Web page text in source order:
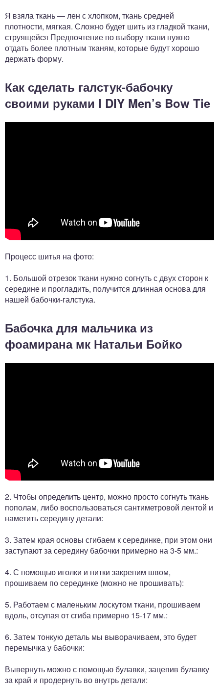
Я взяла ткань — лен с хлопком, ткань средней
плотности, мягкая. Сложно будет шить из гладкой ткани,
струящейся Предпочтение по выбору ткани нужно
отдать более плотным тканям, которые будут хорошо
держать форму.
Как сделать галстук-бабочку
своими руками I DIY Men’s Bow Tie
Процесс шитья на фото:
1. Большой отрезок ткани нужно согнуть с двух сторон к
середине и прогладить, получится длинная основа для
нашей бабочки-галстука.
Бабочка для мальчика из
фоамирана мк Натальи Бойко
2. Чтобы определить центр, можно просто согнуть ткань
пополам, либо воспользоваться сантиметровой лентой и
наметить середину детали:
3. Затем края основы сгибаем к серединке, при этом они
заступают за середину бабочки примерно на 3-5 мм.:
4. С помощью иголки и нитки закрепим швом,
прошиваем по серединке (можно не прошивать):
5. Работаем с маленьким лоскутом ткани, прошиваем
вдоль, отсупая от сгиба примерно 15-17 мм.:
6. Затем тонкую деталь мы выворачиваем, это будет
перемычка у бабочки:
Вывернуть можно с помощью булавки, зацепив булавку
за край и продернуть во внутрь детали: